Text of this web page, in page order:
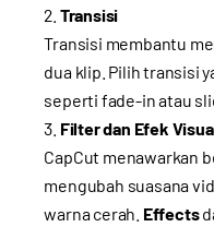
Transisi
Transisi membantu
dua klip. Pilih transisi
seperti fade-in atau
Filter dan Efek
CapCut menawarkan
mengubah suasana
warna cerah. Effects